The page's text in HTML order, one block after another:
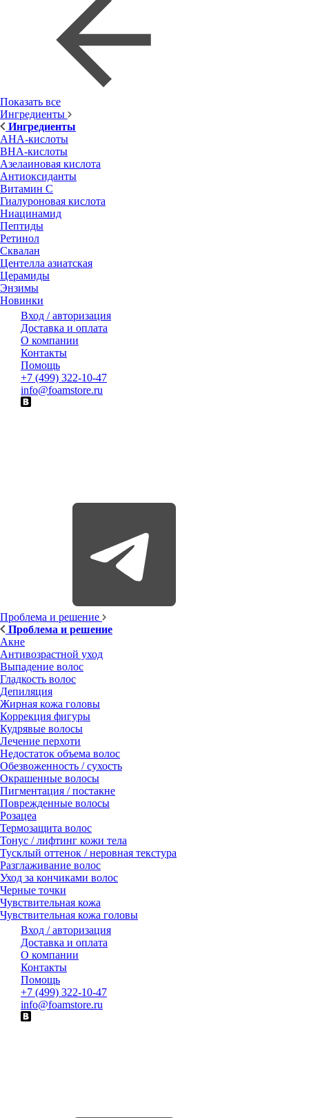
Показать все
Ингредиенты
Ингредиенты
AHA-кислоты
BHA-кислоты
Азелаиновая кислота
Антиоксиданты
Витамин С
Гиалуроновая кислота
Ниацинамид
Пептиды
Ретинол
Сквалан
Центелла азиатская
Церамиды
Энзимы
Новинки
Вход / авторизация
Доставка и оплата
О компании
Контакты
Помощь
+7 (499) 322-10-47
info@foamstore.ru
Проблема и решение
Проблема и решение
Акне
Антивозрастной уход
Выпадение волос
Гладкость волос
Депиляция
Жирная кожа головы
Коррекция фигуры
Кудрявые волосы
Лечение перхоти
Недостаток объема волос
Обезвоженность / сухость
Окрашенные волосы
Пигментация / постакне
Поврежденные волосы
Розацеа
Термозащита волос
Тонус / лифтинг кожи тела
Тусклый оттенок / неровная текстура
Разглаживание волос
Уход за кончиками волос
Черные точки
Чувствительная кожа
Чувствительная кожа головы
Вход / авторизация
Доставка и оплата
О компании
Контакты
Помощь
+7 (499) 322-10-47
info@foamstore.ru